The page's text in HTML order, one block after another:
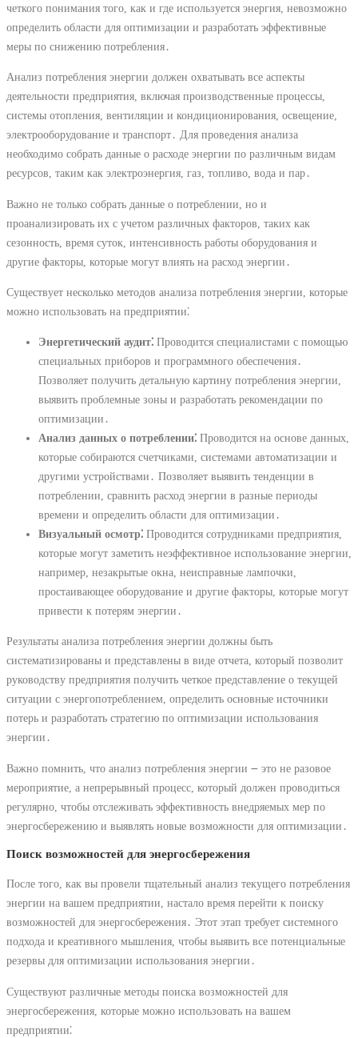
четкого понимания того, как и где используется энергия, невозможно
определить области для оптимизации и разработать эффективные
меры по снижению потребления․
Анализ потребления энергии должен охватывать все аспекты
деятельности предприятия, включая производственные процессы,
системы отопления, вентиляции и кондиционирования, освещение,
электрооборудование и транспорт․ Для проведения анализа
необходимо собрать данные о расходе энергии по различным видам
ресурсов, таким как электроэнергия, газ, топливо, вода и пар․
Важно не только собрать данные о потреблении, но и
проанализировать их с учетом различных факторов, таких как
сезонность, время суток, интенсивность работы оборудования и
другие факторы, которые могут влиять на расход энергии․
Существует несколько методов анализа потребления энергии, которые
можно использовать на предприятии⁚
Энергетический аудит⁚ Проводится специалистами с помощью
специальных приборов и программного обеспечения․
Позволяет получить детальную картину потребления энергии,
выявить проблемные зоны и разработать рекомендации по
оптимизации․
Анализ данных о потреблении⁚ Проводится на основе данных,
которые собираются счетчиками, системами автоматизации и
другими устройствами․ Позволяет выявить тенденции в
потреблении, сравнить расход энергии в разные периоды
времени и определить области для оптимизации․
Визуальный осмотр⁚ Проводится сотрудниками предприятия,
которые могут заметить неэффективное использование энергии,
например, незакрытые окна, неисправные лампочки,
простаивающее оборудование и другие факторы, которые могут
привести к потерям энергии․
Результаты анализа потребления энергии должны быть
систематизированы и представлены в виде отчета, который позволит
руководству предприятия получить четкое представление о текущей
ситуации с энергопотреблением, определить основные источники
потерь и разработать стратегию по оптимизации использования
энергии․
Важно помнить, что анализ потребления энергии ౼ это не разовое
мероприятие, а непрерывный процесс, который должен проводиться
регулярно, чтобы отслеживать эффективность внедряемых мер по
энергосбережению и выявлять новые возможности для оптимизации․
Поиск возможностей для энергосбережения
После того, как вы провели тщательный анализ текущего потребления
энергии на вашем предприятии, настало время перейти к поиску
возможностей для энергосбережения․ Этот этап требует системного
подхода и креативного мышления, чтобы выявить все потенциальные
резервы для оптимизации использования энергии․
Существуют различные методы поиска возможностей для
энергосбережения, которые можно использовать на вашем
предприятии⁚